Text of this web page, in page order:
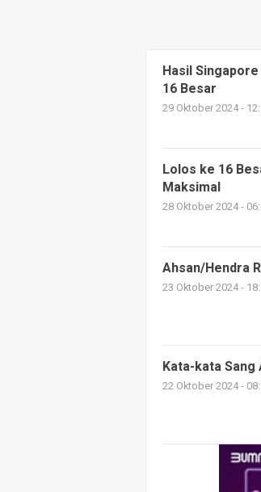
Hasil
16 Besar
29 Oktober 2024 -
Lolos ke 16
Maksimal
28 Oktober 2024 -
Ahsan/Hendra
23 Oktober 2024 -
Kata-kata
22 Oktober 2024 -